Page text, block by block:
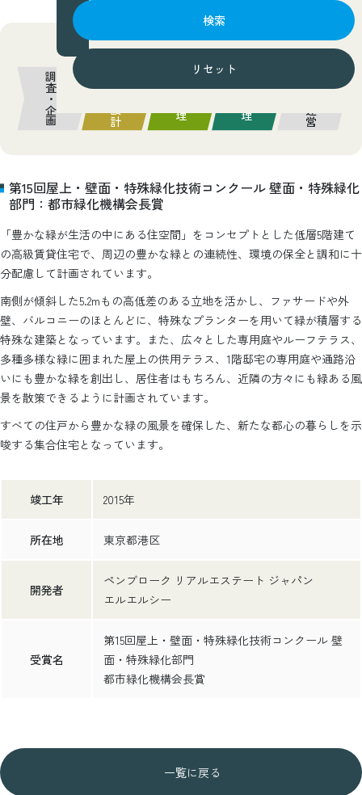
検索
西武造園グループが担当した業務
調査・企画 計画・設計 施工管理 維持管理 管理・運営
第15回屋上・壁面・特殊緑化技術コンクール 壁面・特殊緑化
部門：都市緑化機構会長賞
「豊かな緑が生活の中にある住空間」をコンセプトとした低層5階建て
の高級賃貸住宅で、周辺の豊かな緑との連続性、環境の保全と調和に十
分配慮して計画されています。
南側が傾斜した5.2mもの高低差のある立地を活かし、ファサードや外
壁、バルコニーのほとんどに、特殊なプランターを用いて緑が積層する
特殊な建築となっています。また、広々とした専用庭やルーフテラス、
多種多様な緑に囲まれた屋上の供用テラス、1階邸宅の専用庭や通路沿
いにも豊かな緑を創出し、居住者はもちろん、近隣の方々にも緑ある風
景を散策できるように計画されています。
すべての住戸から豊かな緑の風景を確保した、新たな都心の暮らしを示
唆する集合住宅となっています。
竣工年 2015年
所在地 東京都港区
開発者
ペンブローク リアルエステート ジャパン
エルエルシー
受賞名
第15回屋上・壁面・特殊緑化技術コンクール 壁
面・特殊緑化部門
都市緑化機構会長賞
一覧に戻る